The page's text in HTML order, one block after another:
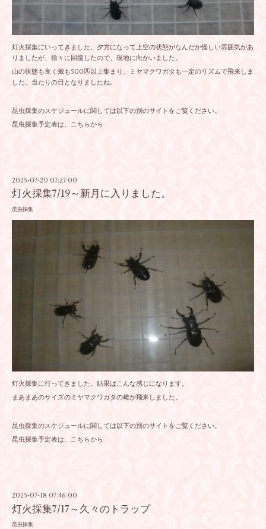
灯火採集にいってきました。夕方になって上空の状態がなんだか怪しい雰囲気があ
りましたが、徐々に回復したので、現地に向かいました。
山の状態も良く蛾も500匹以上集まり、ミヤマクワガタも一定のリズムで飛来しま
した。当たりの日となりましたね。
昆虫採集のスケジュールに関しては以下の別のサイトをご覧ください。
昆虫採集予定表は、こちらから
2025-07-20 07:27:00
灯火採集7/19～新月に入りました。
昆虫採集
灯火採集に行ってきました。結果はこんな感じになります。
まあまあのサイズのミヤマクワガタの雌が飛来しました。
昆虫採集のスケジュールに関しては以下の別のサイトをご覧ください。
昆虫採集予定表は、こちらから
2025-07-18 07:46:00
灯火採集7/17～久々のトラップ
昆虫採集